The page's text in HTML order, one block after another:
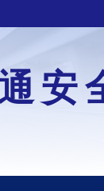
安